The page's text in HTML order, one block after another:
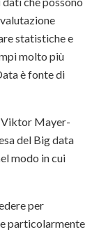
statistiche e
molto più
è fonte di
Viktor Mayer-
del Big data
modo in cui
per
particolarmente